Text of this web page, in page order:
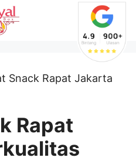
Snack Rapat Jakarta
Rapat